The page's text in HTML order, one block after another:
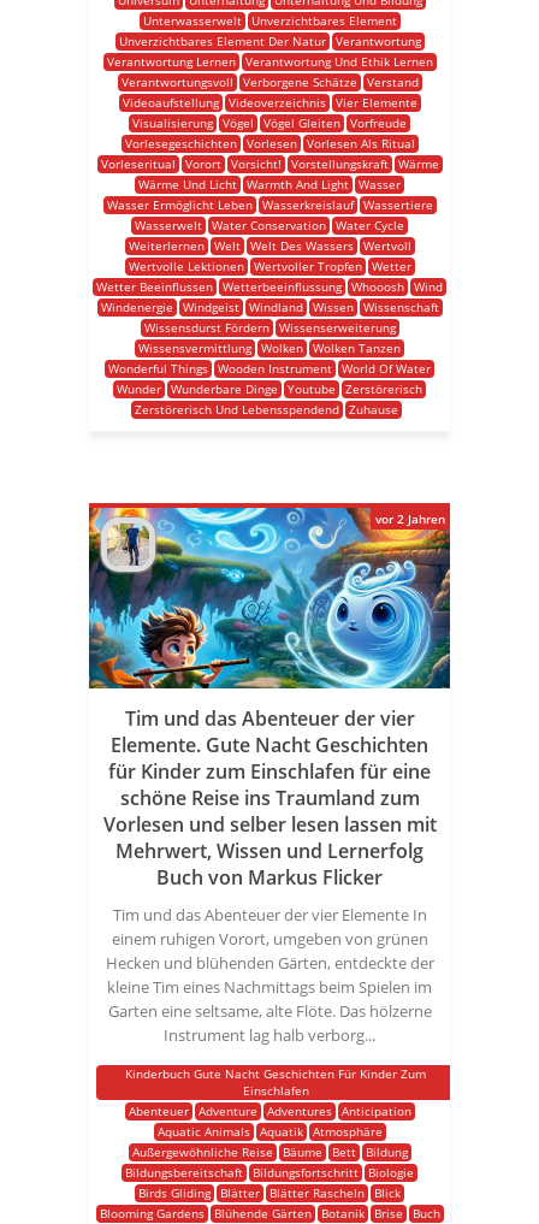
Unterwasserwelt
Unverzichtbares Element
Unverzichtbares Element Der Natur
Verantwortung
Verantwortung Lernen
Verantwortung Und Ethik Lernen
Verantwortungsvoll
Verborgene Schätze
Verstand
Videoaufstellung
Videoverzeichnis
Vier Elemente
Visualisierung Vögel Vögel Gleiten Vorfreude
Vorlesegeschichten
Vorlesen
Vorlesen Als Ritual
Vorleseritual
Vorort Vorsicht! Vorstellungskraft
Wärme
Wärme Und Licht Warmth And Light Wasser
Wasser Ermöglicht Leben
Wasserkreislauf
Wassertiere
Wasserwelt Water Conservation Water Cycle
Weiterlernen
Welt Welt Des Wassers
Wertvoll
Wertvolle Lektionen
Wertvoller Tropfen
Wetter
Wetter Beeinflussen Wetterbeeinflussung Whooosh Wind
Windenergie
Windgeist Windland Wissen
Wissenschaft
Wissensdurst Fördern
Wissenserweiterung
Wissensvermittlung Wolken Wolken Tanzen
Wonderful Things Wooden Instrument World Of Water
Wunder Wunderbare Dinge Youtube
Zerstörerisch
Zerstörerisch Und Lebensspendend Zuhause
Tim und das Abenteuer der vier
Elemente. Gute Nacht Geschichten
für Kinder zum Einschlafen für eine
schöne Reise ins Traumland zum
Vorlesen und selber lesen lassen mit
Mehrwert, Wissen und Lernerfolg
Buch von Markus Flicker
Tim und das Abenteuer der vier Elemente In
einem ruhigen Vorort, umgeben von grünen
Hecken und blühenden Gärten, entdeckte der
kleine Tim eines Nachmittags beim Spielen im
Garten eine seltsame, alte Flöte. Das hölzerne
Instrument lag halb verborg...
Kinderbuch Gute Nacht Geschichten Für Kinder Zum
Einschlafen
Abenteuer
Adventure Adventures
Anticipation
Aquatic Animals
Aquatik
Atmosphäre
Außergewöhnliche Reise
Bäume Bett
Bildung
Bildungsbereitschaft
Bildungsfortschritt
Biologie
Birds Gliding
Blätter Blätter Rascheln
Blick
Blooming Gardens
Blühende Gärten Botanik Brise
Buch
vor 2 Jahren